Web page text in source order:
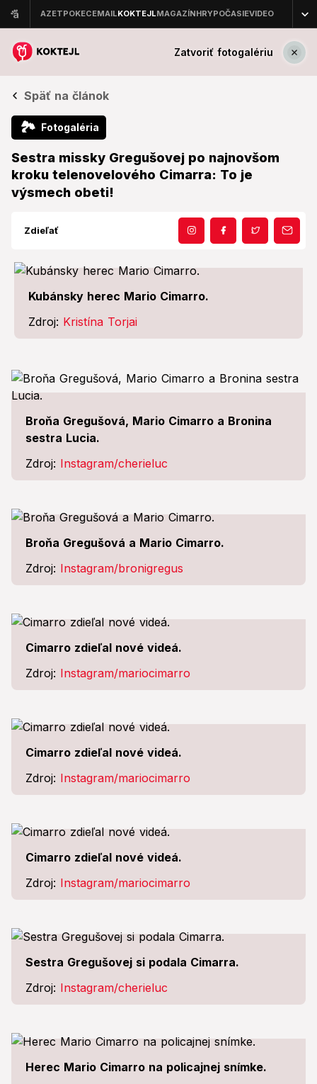
Zatvoriť fotogalériu
Späť na článok
🏞 Fotogaléria
Sestra missky Gregušovej po najnovšom
kroku telenovelového Cimarra: To je
výsmech obeti!
Zdieľať
Kubánsky herec Mario Cimarro.
Zdroj: Kristína Torjai
Broňa Gregušová, Mario Cimarro a Bronina
sestra Lucia.
Zdroj: Instagram/cherieluc
Broňa Gregušová a Mario Cimarro.
Zdroj: Instagram/bronigregus
Cimarro zdieľal nové videá.
Zdroj: Instagram/mariocimarro
Cimarro zdieľal nové videá.
Zdroj: Instagram/mariocimarro
Cimarro zdieľal nové videá.
Zdroj: Instagram/mariocimarro
Sestra Gregušovej si podala Cimarra.
Zdroj: Instagram/cherieluc
Herec Mario Cimarro na policajnej snímke.